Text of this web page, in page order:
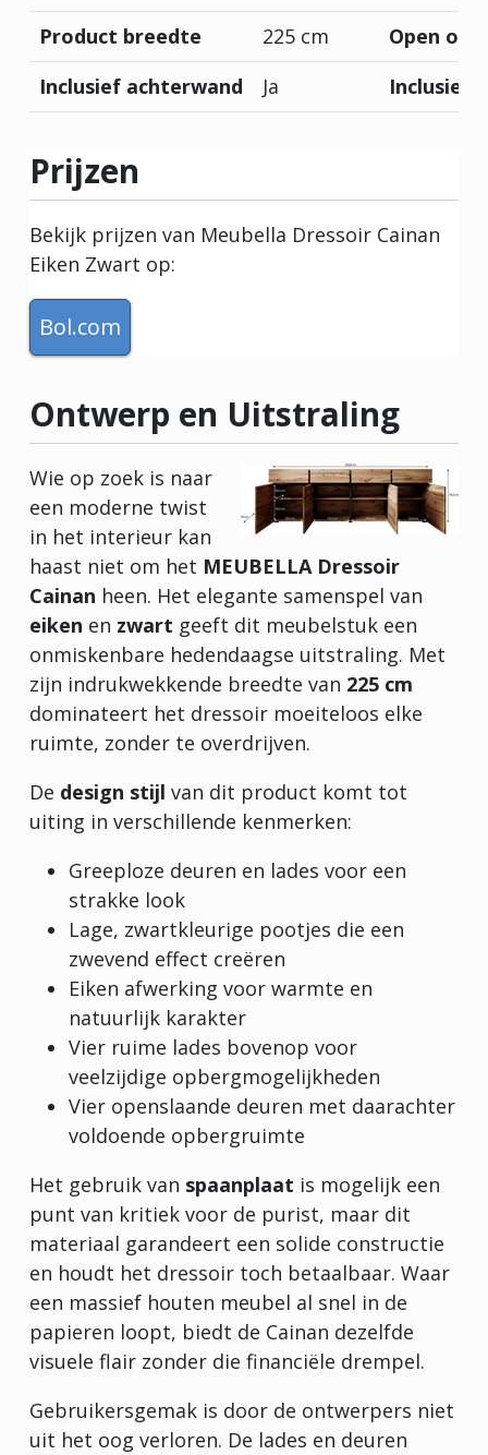
Product breedte
225 cm
Open of
Inclusief achterwand
Ja Inclusief
Prijzen
Bekijk prijzen van Meubella Dressoir Cainan
Eiken Zwart op:
Bol.com
Ontwerp en Uitstraling
Wie op zoek is naar
een moderne twist
in het interieur kan
haast niet om het MEUBELLA Dressoir
Cainan heen. Het elegante samenspel van
eiken en zwart geeft dit meubelstuk een
onmiskenbare hedendaagse uitstraling. Met
zijn indrukwekkende breedte van 225 cm
dominateert het dressoir moeiteloos elke
ruimte, zonder te overdrijven.
De design stijl van dit product komt tot
uiting in verschillende kenmerken:
Greeploze deuren en lades voor een
strakke look
Lage, zwartkleurige pootjes die een
zwevend effect creëren
Eiken afwerking voor warmte en
natuurlijk karakter
Vier ruime lades bovenop voor
veelzijdige opbergmogelijkheden
Vier openslaande deuren met daarachter
voldoende opbergruimte
Het gebruik van spaanplaat is mogelijk een
punt van kritiek voor de purist, maar dit
materiaal garandeert een solide constructie
en houdt het dressoir toch betaalbaar. Waar
een massief houten meubel al snel in de
papieren loopt, biedt de Cainan dezelfde
visuele flair zonder die financiële drempel.
Gebruikersgemak is door de ontwerpers niet
uit het oog verloren. De lades en deuren